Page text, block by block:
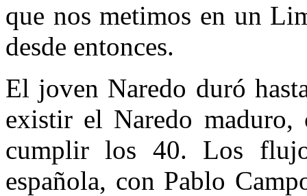
que nos metimos en un
desde entonces.
El joven Naredo duró
existir el Naredo maduro,
cumplir los 40. Los
española, con Pablo